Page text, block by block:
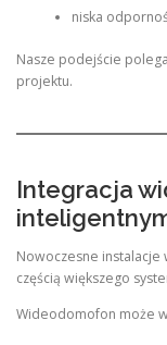
niska
Nasze podejście
projektu.
Integracja
Nowoczesne instalacje
częścią większego
Wideodomofon może